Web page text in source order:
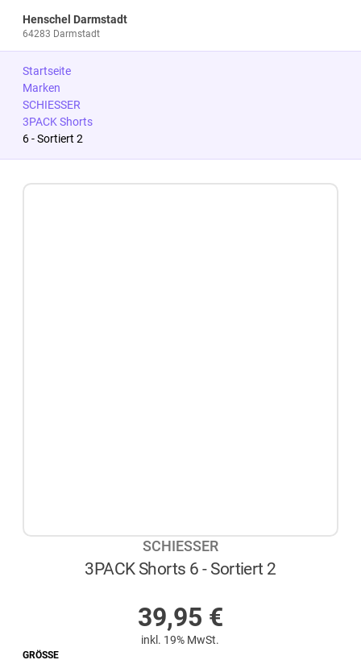
Henschel Darmstadt
64283 Darmstadt
Startseite
Marken
SCHIESSER
3PACK Shorts
6 - Sortiert 2
SCHIESSER
3PACK Shorts 6 - Sortiert 2
39,95 €
inkl. 19% MwSt.
GRÖSSE